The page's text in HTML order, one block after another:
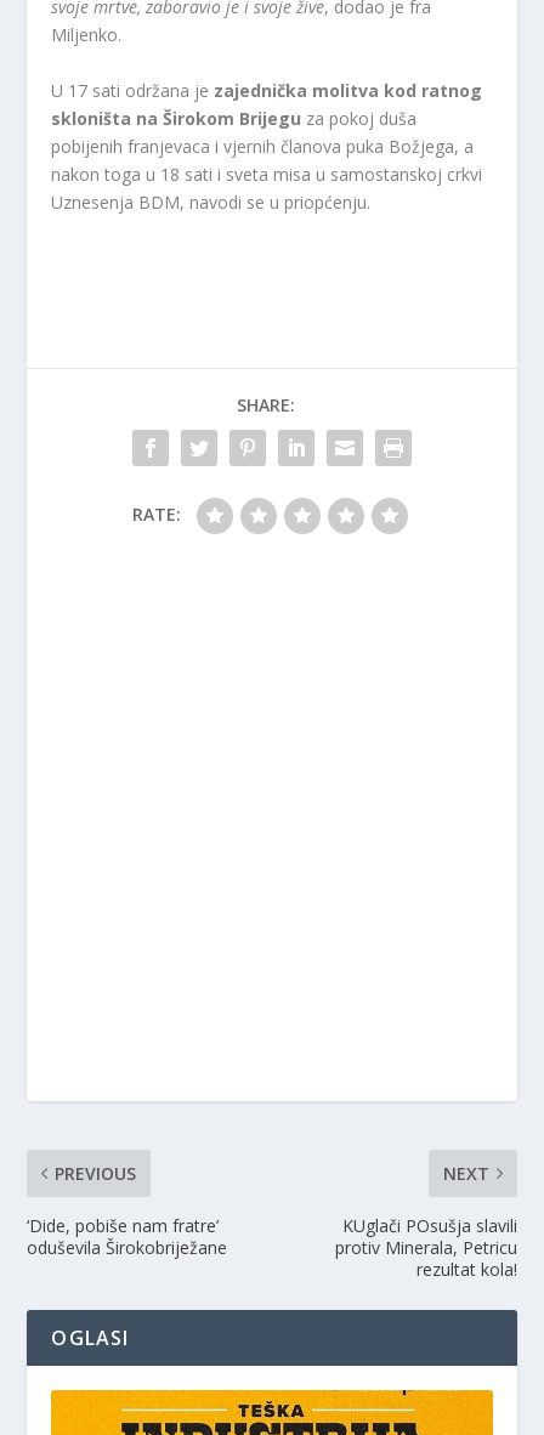
svoje mrtve, zaboravio je i svoje žive, dodao je fra
Miljenko.
U 17 sati održana je zajednička molitva kod ratnog
skloništa na Širokom Brijegu za pokoj duša
pobijenih franjevaca i vjernih članova puka Božjega, a
nakon toga u 18 sati i sveta misa u samostanskoj crkvi
Uznesenja BDM, navodi se u priopćenju.
SHARE:
RATE:
PREVIOUS
‘Dide, pobiše nam fratre’
oduševila Širokobriježane
NEXT
KUglači POsušja slavili
protiv Minerala, Petricu
rezultat kola!
OGLASI